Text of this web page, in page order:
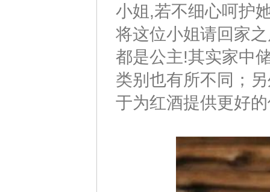
小姐,若不细心呵护
将这位小姐请回家
都是公主!其实家中
类别也有所不同；
于为红酒提供更好